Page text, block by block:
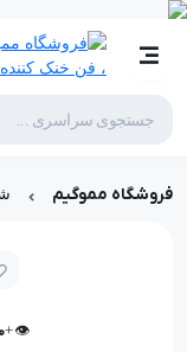
فروشگاه مموگیم
👁️ +